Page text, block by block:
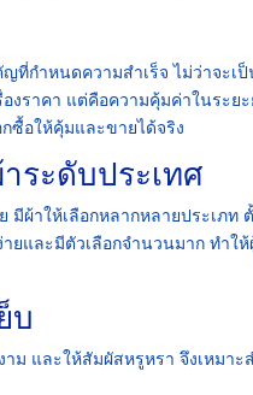
ที่กำหนดความสำเร็จ ไม่ว่าจะเ
งราคา แต่คือความคุ้มค่าในระย
ซื้อให้คุ้มและขายได้จริง
ระดับประเทศ
มีผ้าให้เลือกหลากหลายประเภ
ยและมีตัวเลือกจำนวนมาก ทำใ
บ
าม และให้สัมผัสหรูหรา จึงเหมา